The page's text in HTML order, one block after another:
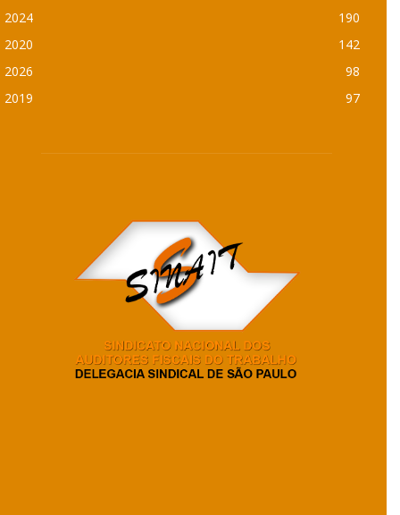
2024
190
2020
142
2026
98
2019
97